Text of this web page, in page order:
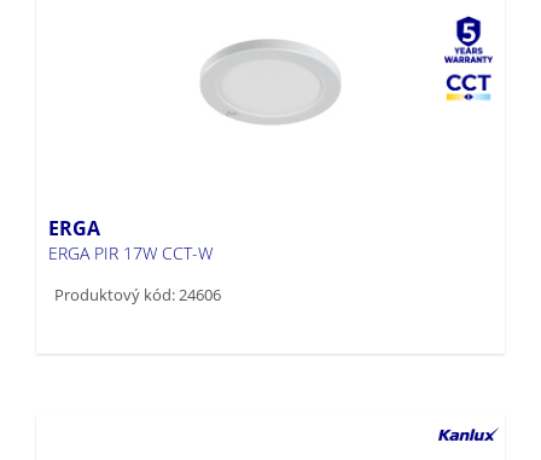
ERGA
ERGA PIR 17W CCT-W
Produktový kód: 24606